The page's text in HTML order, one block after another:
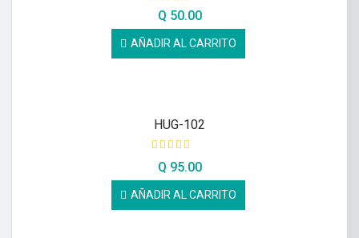
Q 50.00
AÑADIR AL CARRITO
HUG-102
Q 95.00
AÑADIR AL CARRITO